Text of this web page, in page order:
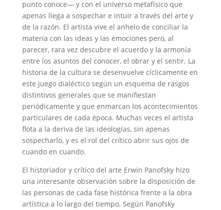
punto conoce— y con el universo metafísico que
apenas llega a sospechar e intuir a través del arte y
de la razón. El artista vive el anhelo de conciliar la
materia con las ideas y las emociones pero, al
parecer, rara vez descubre el acuerdo y la armonía
entre los asuntos del conocer, el obrar y el sentir. La
historia de la cultura se desenvuelve cíclicamente en
este juego dialéctico según un esquema de rasgos
distintivos generales que se manifiestan
periódicamente y que enmarcan los acontecimientos
particulares de cada época. Muchas veces el artista
flota a la deriva de las ideologías, sin apenas
sospecharlo, y es el rol del crítico abrir sus ojos de
cuando en cuando.
El historiador y crítico del arte Erwin Panofsky hizo
una interesante observación sobre la disposición de
las personas de cada fase histórica frente a la obra
artística a lo largo del tiempo. Según Panofsky